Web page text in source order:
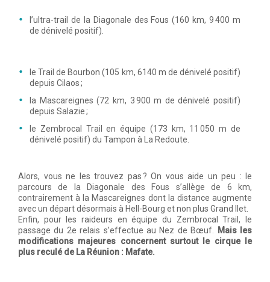
l’ultra-trail de la Diagonale des Fous (160 km, 9 400 m
de dénivelé positif).
le Trail de Bourbon (105 km, 6140 m de dénivelé positif)
depuis Cilaos ;
la Mascareignes (72 km, 3 900 m de dénivelé positif)
depuis Salazie ;
le Zembrocal Trail en équipe (173 km, 11 050 m de
dénivelé positif) du Tampon à La Redoute.
Alors, vous ne les trouvez pas ? On vous aide un peu : le
parcours de la Diagonale des Fous s’allège de 6 km,
contrairement à la Mascareignes dont la distance augmente
avec un départ désormais à Hell-Bourg et non plus Grand Ilet.
Enfin, pour les raideurs en équipe du Zembrocal Trail, le
passage du 2e relais s’effectue au Nez de Bœuf.
Mais les
modifications majeures concernent surtout le cirque le
plus reculé de La Réunion : Mafate.